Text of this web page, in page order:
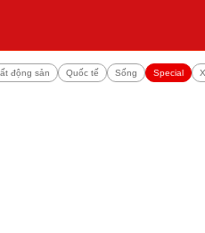
động sản Quốc tế Sống Special